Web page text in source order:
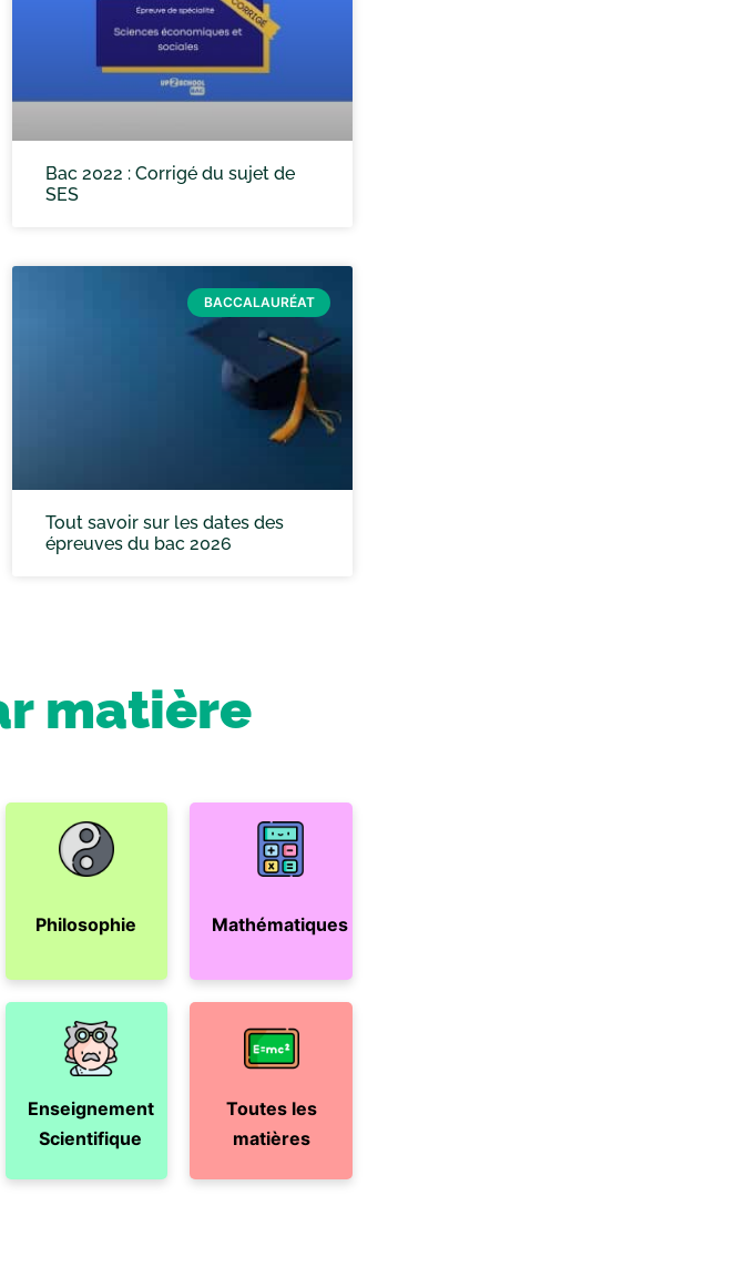
Bac 2022 : Corrigé du sujet de
SES
BACCALAURÉAT
Tout savoir sur les dates des
épreuves du bac 2026
matière
Philosophie Mathématiques
Enseignement
Scientifique
Toutes les
matières